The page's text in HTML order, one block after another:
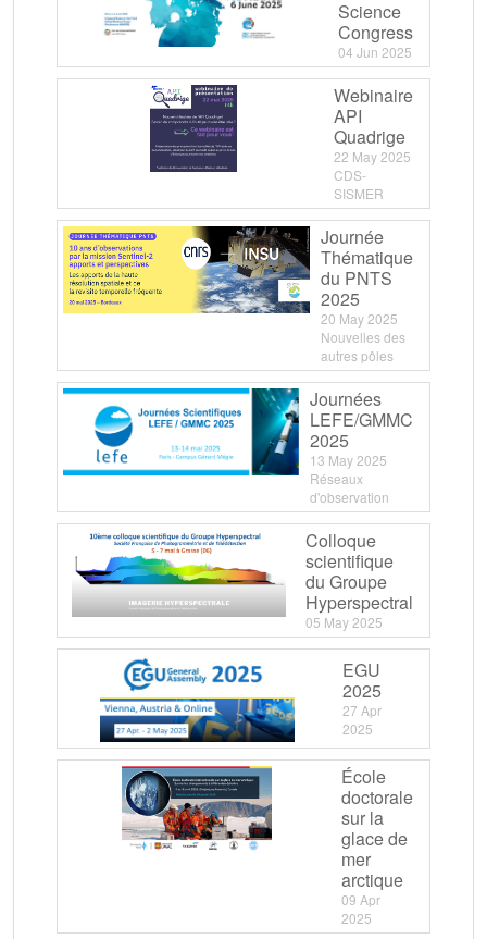
Science
Congress
04 Jun 2025
Webinaire
API
Quadrige
22 May 2025
CDS-
SISMER
Journée
Thématique
du PNTS
2025
20 May 2025
Nouvelles des
autres pôles
Journées
LEFE/GMMC
2025
13 May 2025
Réseaux
d'observation
Colloque
scientifique
du Groupe
Hyperspectral
05 May 2025
EGU
2025
27 Apr
2025
École
doctorale
sur la
glace de
mer
arctique
09 Apr
2025